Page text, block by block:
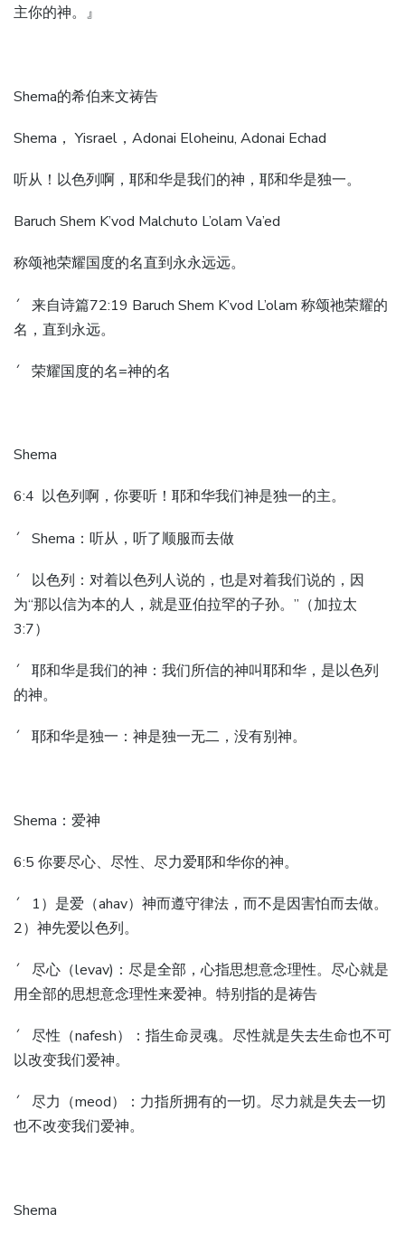
主你的神。』
Shema的希伯来文祷告
Shema， Yisrael，Adonai Eloheinu, Adonai Echad
听从！以色列啊，耶和华是我们的神，耶和华是独一。
Baruch Shem K’vod Malchuto L’olam Va’ed
称颂祂荣耀国度的名直到永永远远。
´ 来自诗篇72:19 Baruch Shem K’vod L’olam 称颂祂荣耀的
名，直到永远。
´ 荣耀国度的名=神的名
Shema
6:4 以色列啊，你要听！耶和华我们神是独一的主。
´ Shema：听从，听了顺服而去做
´ 以色列：对着以色列人说的，也是对着我们说的，因
为“那以信为本的人，就是亚伯拉罕的子孙。”（加拉太
3:7）
´ 耶和华是我们的神：我们所信的神叫耶和华，是以色列
的神。
´ 耶和华是独一：神是独一无二，没有别神。
Shema：爱神
6:5 你要尽心、尽性、尽力爱耶和华你的神。
´ 1）是爱（ahav）神而遵守律法，而不是因害怕而去做。
2）神先爱以色列。
´ 尽心（levav)：尽是全部，心指思想意念理性。尽心就是
用全部的思想意念理性来爱神。特别指的是祷告
´ 尽性（nafesh）：指生命灵魂。尽性就是失去生命也不可
以改变我们爱神。
´ 尽力（meod）：力指所拥有的一切。尽力就是失去一切
也不改变我们爱神。
Shema